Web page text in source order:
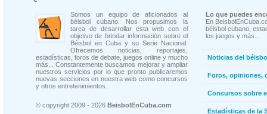
Somos un equipo de aficionados al
béisbol cubano. Nos propusimos la
tarea de desarrollar esta web con el
objetivo de brindar información sobre el
Béisbol en Cuba y su Serie Nacional.
Ofrecemos noticias, reportajes,
estadísticas, foros de debate, juegos online y mucho
más... Constantemente buscamos mejorar y ampliar
nuestros servicios por lo que pronto publicaremos
nuevas secciones en nuestra web como concursos
y otros entretenimientos.
© copyright 2009 - 2026 BeisbolEnCuba.com
Lo que puedes
En
béisbol cubano,
los juegos y más...
Noticias del
Foros, opiniones,
Concursos sobre
Estadísticas de la